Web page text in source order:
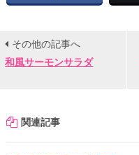
その他の記事へ
和風サーモンサラダ
関連記事